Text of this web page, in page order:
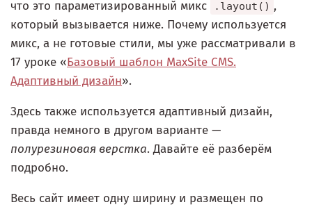
что это параметизированный микс
.layout() ,
который вызывается ниже. Почему используется
микс, а не готовые стили, мы уже рассматривали в
17 уроке «Базовый шаблон MaxSite CMS.
Адаптивный дизайн».
Здесь также используется адаптивный дизайн,
правда немного в другом варианте —
полурезиновая верстка. Давайте её разберём
подробно.
Весь сайт имеет одну ширину и размещен по